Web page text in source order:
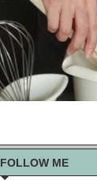
FOLLOW ME